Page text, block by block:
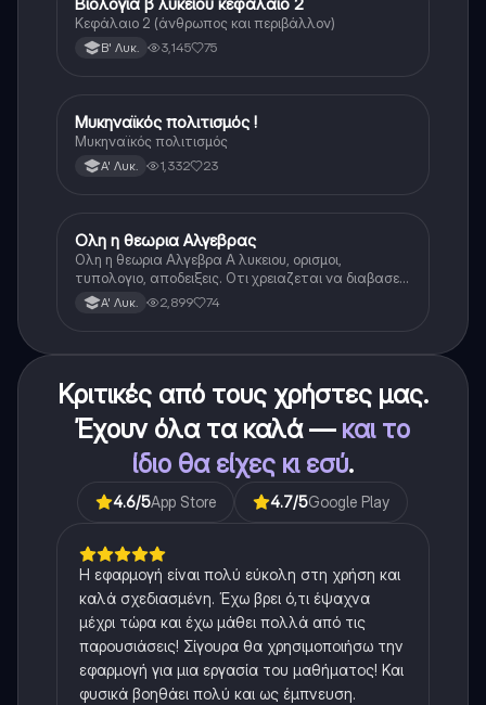
Βιολογία
Βιολογια β λυκείου κεφάλαιο 2
Κεφάλαιο 2 (άνθρωπος και περιβάλλον)
Β' Λυκ. 3,145 75
Ιστορία
Μυκηναϊκός πολιτισμός !
Μυκηναϊκός πολιτισμός
Α' Λυκ. 1,332 23
Μαθηματικά
Ολη η θεωρια Αλγεβρας
Ολη η θεωρια Αλγεβρα Α λυκειου, ορισμοι,
τυπολογιο, αποδειξεις. Οτι χρειαζεται να διαβασεις
για το θεωρητικο κομματι της αλγεβρας.
Α' Λυκ. 2,899 74
Κριτικές από τους χρήστες μας.
Έχουν όλα τα καλά — και το
ίδιο θα είχες κι εσύ.
4.6/5App Store 4.7/5Google Play
Η εφαρμογή είναι πολύ εύκολη στη χρήση και
καλά σχεδιασμένη. Έχω βρει ό,τι έψαχνα
μέχρι τώρα και έχω μάθει πολλά από τις
παρουσιάσεις! Σίγουρα θα χρησιμοποιήσω την
εφαρμογή για μια εργασία του μαθήματος! Και
φυσικά βοηθάει πολύ και ως έμπνευση.